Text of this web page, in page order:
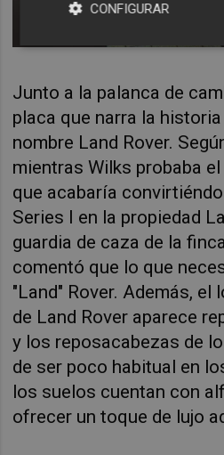
Junto a la palanca de
placa que narra la
nombre Land Rover.
mientras Wilks probaba
que acabaría
Series I en la propiedad
guardia de caza de la
comentó que lo que
"Land" Rover. Además, el
de Land Rover aparece
y los reposacabezas de
de ser poco habitual en
los suelos cuentan con
ofrecer un toque de lujo
CONFIGURAR